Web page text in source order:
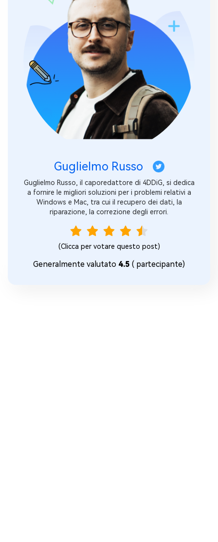
Guglielmo Russo
Guglielmo Russo, il caporedattore di 4DDiG, si dedica
a fornire le migliori soluzioni per i problemi relativi a
Windows e Mac, tra cui il recupero dei dati, la
riparazione, la correzione degli errori.
(Clicca per votare questo post)
Generalmente valutato 4.5 ( partecipante)